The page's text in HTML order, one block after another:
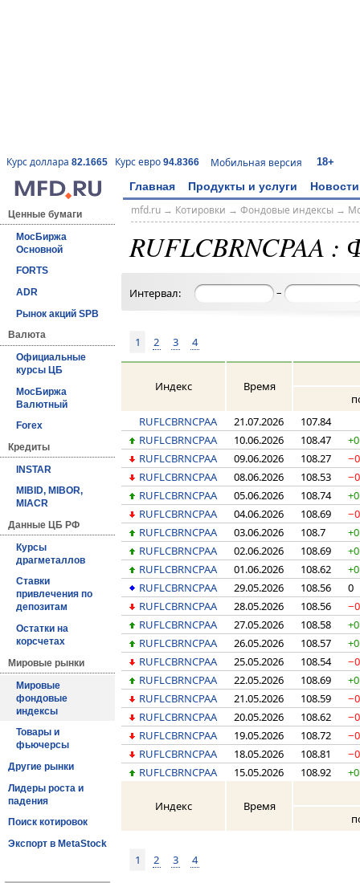
Курс доллара 82.1665 Курс евро 94.8366 Мобильная версия 18+
Главная Продукты и услуги Новости
Ценные бумаги
МосБиржа
Основной
FORTS
ADR
Рынок акций SPB
Валюта
Официальные
курсы ЦБ
МосБиржа
Валютный
Forex
Кредиты
INSTAR
MIBID, MIBOR,
MIACR
Данные ЦБ РФ
Курсы
драгметаллов
Ставки
привлечения по
депозитам
Остатки на
корсчетах
Мировые рынки
Мировые
фондовые
индексы
Товары и
фьючерсы
Другие рынки
Лидеры роста и
падения
Поиск котировок
Экспорт в MetaStock
mfd.ru→ Котировки → Фондовые индексы→
RUFLCBRNCPAA :
Интервал: –
1 2 3 4
Индекс
Время
RUFLCBRNCPAA
21.07.2026
107.84
RUFLCBRNCPAA
10.06.2026 108.47
RUFLCBRNCPAA
09.06.2026 108.27
RUFLCBRNCPAA
08.06.2026 108.53
RUFLCBRNCPAA
05.06.2026 108.74
RUFLCBRNCPAA
04.06.2026 108.69
RUFLCBRNCPAA
03.06.2026 108.7
RUFLCBRNCPAA
02.06.2026 108.69
RUFLCBRNCPAA
01.06.2026 108.62
RUFLCBRNCPAA
29.05.2026 108.56
0
RUFLCBRNCPAA
28.05.2026 108.56
RUFLCBRNCPAA
27.05.2026 108.58
RUFLCBRNCPAA
26.05.2026 108.57
RUFLCBRNCPAA
25.05.2026 108.54
RUFLCBRNCPAA
22.05.2026 108.69
RUFLCBRNCPAA
21.05.2026 108.59
RUFLCBRNCPAA
20.05.2026 108.62
RUFLCBRNCPAA
19.05.2026 108.72
RUFLCBRNCPAA
18.05.2026 108.81
RUFLCBRNCPAA
15.05.2026 108.92
Индекс
Время
1 2 3 4